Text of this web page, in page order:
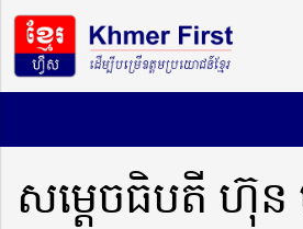
សម្តេចធិបតី ហ៊ុន